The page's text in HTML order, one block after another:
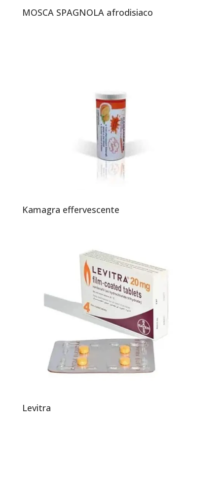
MOSCA SPAGNOLA afrodisiaco
Kamagra effervescente
Levitra